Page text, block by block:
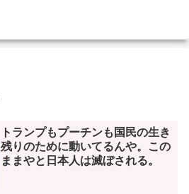
トランプもプーチンも国民の生き
残りのために動いてるんや。この
ままやと日本人は滅ぼされる。